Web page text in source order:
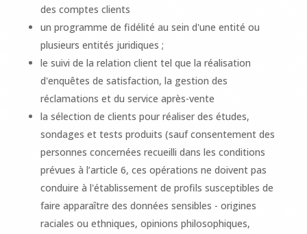
des comptes clients
un programme de fidélité au sein d'une entité ou
plusieurs entités juridiques ;
le suivi de la relation client tel que la réalisation
d'enquêtes de satisfaction, la gestion des
réclamations et du service après-vente
la sélection de clients pour réaliser des études,
sondages et tests produits (sauf consentement des
personnes concernées recueilli dans les conditions
prévues à l’article 6, ces opérations ne doivent pas
conduire à l'établissement de profils susceptibles de
faire apparaître des données sensibles - origines
raciales ou ethniques, opinions philosophiques,